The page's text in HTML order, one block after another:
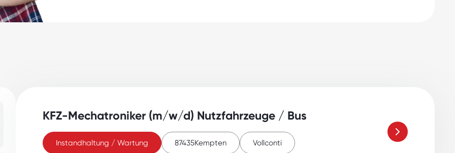
KFZ-Mechatroniker (m/w/d) Nutzfahrzeuge / Bus
Instandhaltung / Wartung 87435Kempten Vollconti